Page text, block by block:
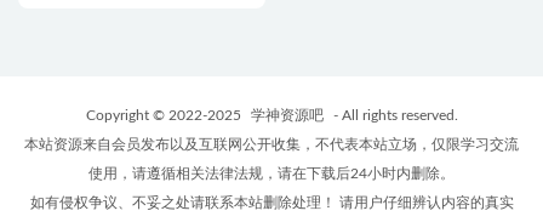
Copyright © 2022-2025 学神资源吧
- All rights reserved.
本站资源来自会员发布以及互联网公开收集，不代表本站立场，仅限学习交流
使用，请遵循相关法律法规，请在下载后24小时内删除。
如有侵权争议、不妥之处请联系本站删除处理！ 请用户仔细辨认内容的真实